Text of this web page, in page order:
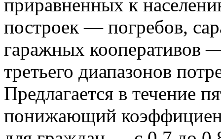
приравненных к
построек — погребов,
гаражных кооперативов
третьего диапазонов
Предлагается в течение
понижающий